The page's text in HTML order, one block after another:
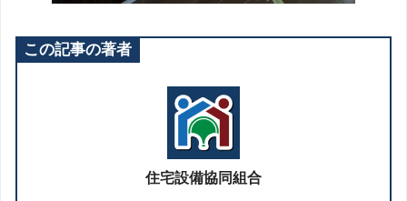
この記事の著者
住宅設備協同組合